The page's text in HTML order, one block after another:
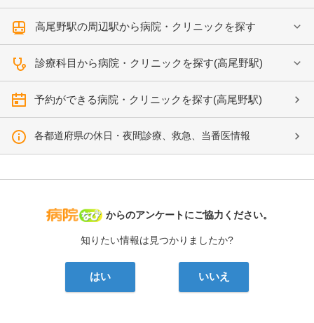
高尾野駅の周辺駅から病院・クリニックを探す
診療科目から病院・クリニックを探す(高尾野駅)
予約ができる病院・クリニックを探す(高尾野駅)
各都道府県の休日・夜間診療、救急、当番医情報
病院なび
からのアンケートにご協力ください。
知りたい情報は見つかりましたか?
はい いいえ